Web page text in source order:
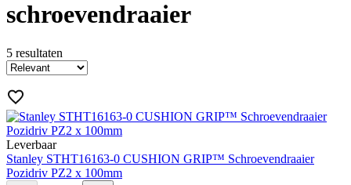
schroevendraaier
5 resultaten
Leverbaar
Stanley STHT16163-0 CUSHION GRIP™ Schroevendraaier
Pozidriv PZ2 x 100mm